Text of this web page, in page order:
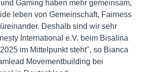
Gaming haben mehr gemeinsam,
leben von Gemeinschaft, Fairness
Deshalb sind wir sehr
International e.V. beim Bisalina
im Mittelpunkt steht", so Bianca
Movementbuilding bei